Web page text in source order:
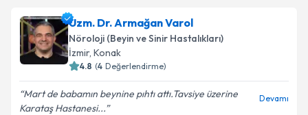
Uzm. Dr. Armağan Varol
Nöroloji (Beyin ve Sinir Hastalıkları)
İzmir, Konak
4.8 (4 Değerlendirme)
Mart de babamın beynine pıhtı attı.Tavsiye üzerine
Karataş Hastanesi...
Devamı